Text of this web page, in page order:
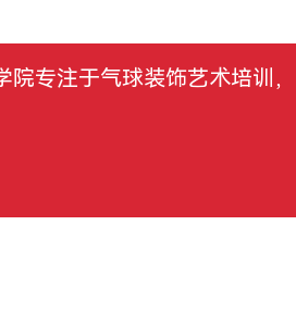
院专注于气球装饰艺术培训